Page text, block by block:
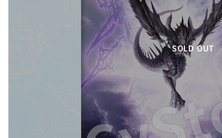
SOLD OUT